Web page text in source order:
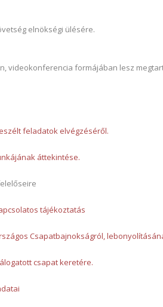
elnökségi ülésére.
videokonferencia formájában lesz
feladatok elvégzéséről.
áttekintése.
tájékoztatás
Csapatbajnokságról,
csapat keretére.